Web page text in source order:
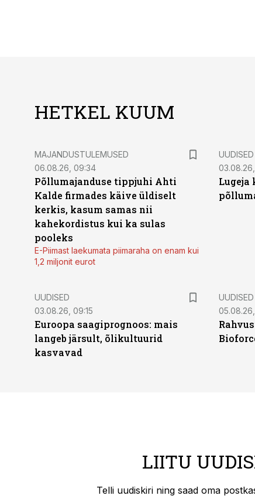
HETKEL KUUM
MAJANDUSTULEMUSED
06.08.26, 09:34
Põllumajanduse tippjuhi Ahti
Kalde firmades käive üldiselt
kerkis, kasum samas nii
kahekordistus kui ka sulas
pooleks
E-Piimast laekumata piimaraha on enam kui
1,2 miljonit eurot
UUDISED
Lugeja
UUDISED
03.08.26, 09:15
Euroopa saagiprognoos: mais
langeb järsult, õlikultuurid
kasvavad
UUDISED
05.08.26,
LIITU
Telli uudiskiri ning saad oma